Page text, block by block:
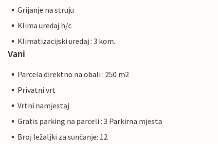
Grijanje na struju
Klima uredaj h/c
Klimatizacijski uredaj : 3 kom.
Vani
Parcela direktno na obali : 250 m2
Privatni vrt
Vrtni namjestaj
Gratis parking na parceli : 3 Parkirna mjesta
Broj ležaljki za sunčanje: 12